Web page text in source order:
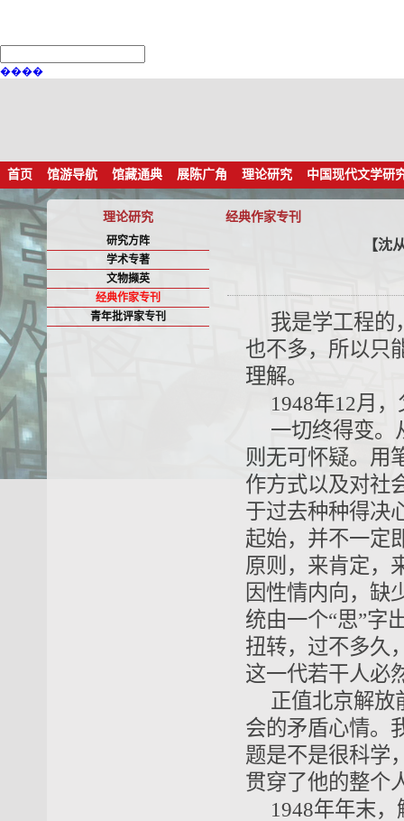
����
首页 馆游导航 馆藏通典 展陈广角 理论研究 中国现代文学研
理论研究 经典作家专刊
研究方阵
学术专著
文物撷英
经典作家专刊
青年批评家专刊
【沈
我是学工程的
也不多，所以只
理解。
1948年12月
一切终得变。
则无可怀疑。用
作方式以及对社
于过去种种得决
起始，并不一定
原则，来肯定，
因性情内向，缺
统由一个“思”字
扭转，过不多久
这一代若干人必
正值北京解放
会的矛盾心情。
题是不是很科学
贯穿了他的整个
1948年年末